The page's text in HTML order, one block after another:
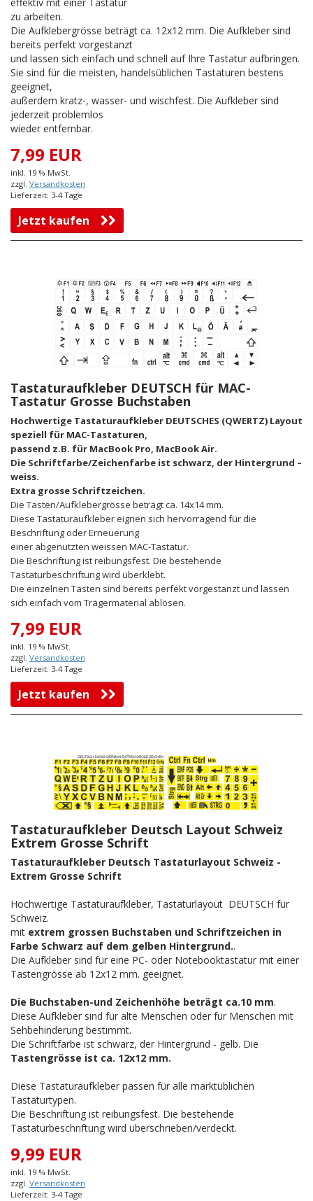
zu arbeiten.
Die Aufklebergrösse beträgt ca. 12x12 mm. Die Aufkleber sind
bereits perfekt vorgestanzt
und lassen sich einfach und schnell auf Ihre Tastatur aufbringen.
Sie sind für die meisten, handelsüblichen Tastaturen bestens
geeignet,
außerdem kratz-, wasser- und wischfest. Die Aufkleber sind
jederzeit problemlos
wieder entfernbar.
7,99 EUR
inkl. 19 % MwSt.
zzgl. Versandkosten
Lieferzeit: 3-4 Tage
Jetzt kaufen
Tastaturaufkleber DEUTSCH für MAC-
Tastatur Grosse Buchstaben
Hochwertige Tastaturaufkleber DEUTSCHES (QWERTZ) Layout
speziell für MAC-Tastaturen,
passend z.B. für MacBook Pro, MacBook Air.
Die Schriftfarbe/Zeichenfarbe ist schwarz, der Hintergrund –
weiss.
Extra grosse Schriftzeichen.
Die Tasten/Aufklebergrösse beträgt ca. 14x14 mm.
Diese Tastaturaufkleber eignen sich hervorragend für die
Beschriftung oder Erneuerung
einer abgenutzten weissen MAC-Tastatur.
Die Beschriftung ist reibungsfest. Die bestehende
Tastaturbeschriftung wird überklebt.
Die einzelnen Tasten sind bereits perfekt vorgestanzt und lassen
sich einfach vom Trägermaterial ablösen.
7,99 EUR
inkl. 19 % MwSt.
zzgl. Versandkosten
Lieferzeit: 3-4 Tage
Jetzt kaufen
Tastaturaufkleber Deutsch Layout Schweiz
Extrem Grosse Schrift
Tastaturaufkleber Deutsch Tastaturlayout Schweiz -
Extrem Grosse Schrift
Hochwertige Tastaturaufkleber, Tastaturlayout DEUTSCH für
Schweiz.
mit extrem grossen Buchstaben und Schriftzeichen in
Farbe Schwarz auf dem gelben Hintergrund..
Die Aufkleber sind für eine PC- oder Notebooktastatur mit einer
Tastengrösse ab 12x12 mm. geeignet.
Die Buchstaben-und Zeichenhöhe beträgt ca.10 mm.
Diese Aufkleber sind für alte Menschen oder für Menschen mit
Sehbehinderung bestimmt.
Die Schriftfarbe ist schwarz, der Hintergrund - gelb. Die
Tastengrösse ist ca. 12x12 mm.
Diese Tastaturaufkleber passen für alle marktüblichen
Tastaturtypen.
Die Beschriftung ist reibungsfest. Die bestehende
Tastaturbeschriftung wird überschrieben/verdeckt.
9,99 EUR
inkl. 19 % MwSt.
zzgl. Versandkosten
Lieferzeit: 3-4 Tage